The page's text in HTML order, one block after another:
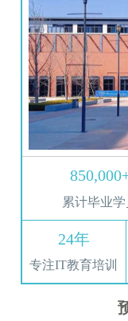
累计毕业学
24年
专注IT教育培训